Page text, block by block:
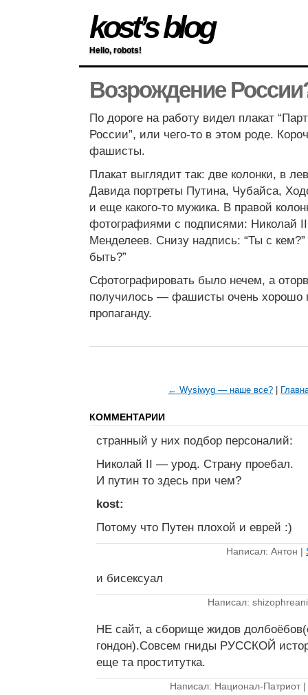
kost’s blog
Hello, robots!
Возрождение
По дороге на работу видел плакат
России”, или чего-то в этом роде.
фашисты.
Плакат выглядит так: две колонки, в
Давида портреты Путина, Чубайса,
и еще какого-то мужика. В правой
фотографиями с подписями: Николай
Менделеев. Снизу надпись: “Ты с
быть?”
Сфотографировать было нечем, а
получилось — фашисты очень хорошо
пропаганду.
← Wysiwyg — наше все?
КОММЕНТАРИИ
странный у них подбор персоналий:
Николай II — урод. Страну проебал.
И путин то здесь при чем?
kost:
Потому что Путен плохой и еврей :)
Написал: Антон |
и бисексуал
Написал:
НЕ сайт, а сборище жидов
гондон).Совсем гниды РУССКОЙ
еще та проститутка.
Написал: Национал-Патриот |